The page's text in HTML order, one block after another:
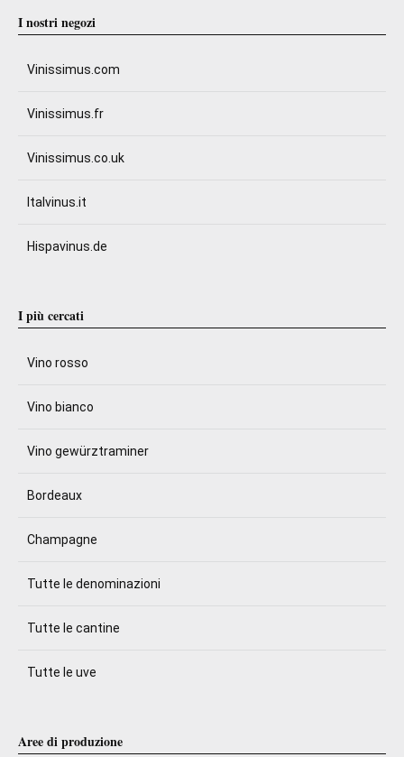
I nostri negozi
Vinissimus.com
Vinissimus.fr
Vinissimus.co.uk
Italvinus.it
Hispavinus.de
I più cercati
Vino rosso
Vino bianco
Vino gewürztraminer
Bordeaux
Champagne
Tutte le denominazioni
Tutte le cantine
Tutte le uve
Aree di produzione